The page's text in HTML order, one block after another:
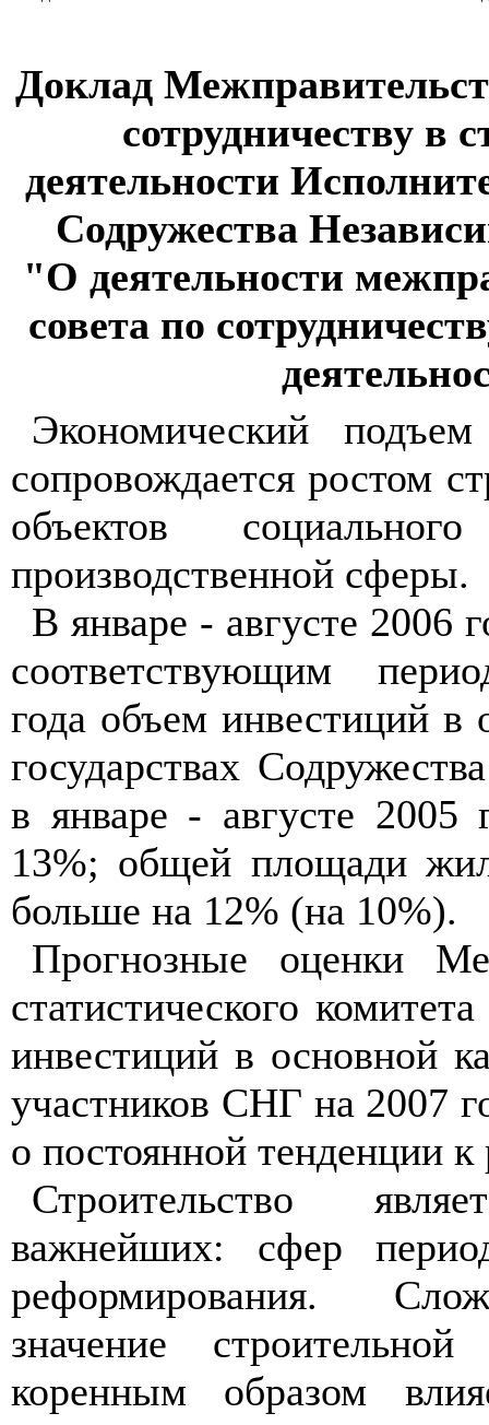
Доклад
сотрудничеству в
деятельности
Содружества
"О деятельности
совета по
Экономический
сопровождается ростом
объектов
производственной сферы.
В январе - августе 2006
соответствующим
года объем инвестиций в
государствах
в январе - августе 2005
13%; общей площади
больше на 12% (на 10%).
Прогнозные оценки
статистического
инвестиций в основной
участников СНГ на 2007
о постоянной тенденции к
Строительство
важнейших: сфер
реформирования.
значение
коренным образом